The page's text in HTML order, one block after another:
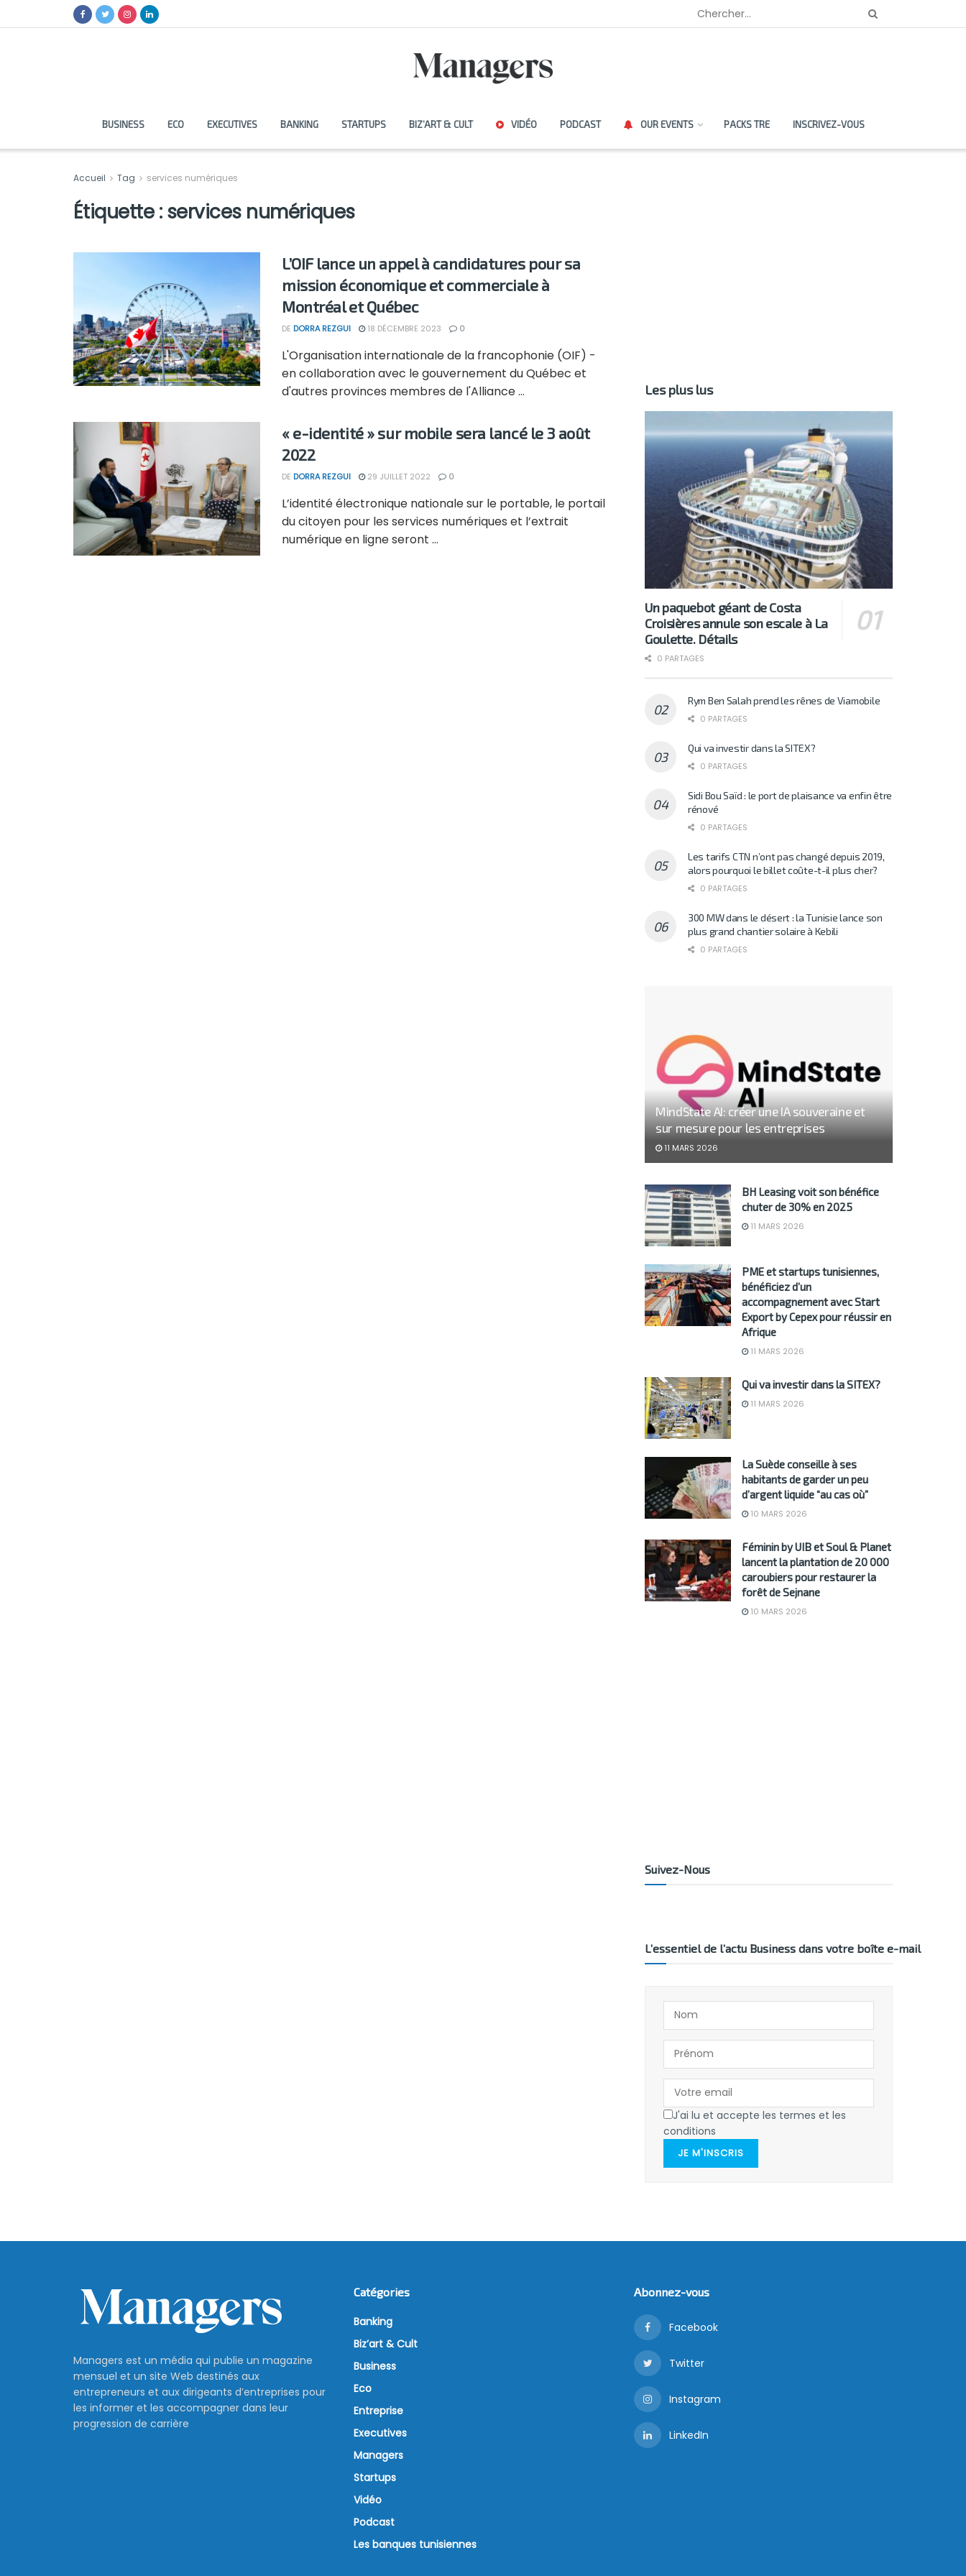
BUSINESS ECO EXECUTIVES BANKING STARTUPS BIZ’ART & CULT VIDÉO PODCAST OUR EVENTS PACKS TRE INSCRIVEZ-VOUS
Accueil Tag services numériques
Étiquette :services numériques
L’OIF lance un appel à candidatures pour sa
mission économique et commerciale à
Montréal et Québec
DE DORRA REZGUI 18 DÉCEMBRE 2023 0
L'Organisation internationale de la francophonie (OIF) -
en collaboration avec le gouvernement du Québec et
d'autres provinces membres de l'Alliance ...
« e-identité » sur mobile sera lancé le 3 août
2022
DE DORRA REZGUI 29 JUILLET 2022 0
L’identité électronique nationale sur le portable, le portail
du citoyen pour les services numériques et l’extrait
numérique en ligne seront ...
Les plus lus
Un paquebot géant de Costa
Croisières annule son escale à La
Goulette. Détails
0 PARTAGES
Rym Ben Salah prend les rênes de Viamobile
0 PARTAGES
Qui va investir dans la SITEX?
0 PARTAGES
Sidi Bou Saïd : le port de plaisance va enfin être
rénové
0 PARTAGES
Les tarifs CTN n’ont pas changé depuis 2019,
alors pourquoi le billet coûte-t-il plus cher?
0 PARTAGES
300 MW dans le désert : la Tunisie lance son
plus grand chantier solaire à Kebili
0 PARTAGES
MindState AI: créer une IA souveraine et
sur mesure pour les entreprises
11 MARS 2026
BH Leasing voit son bénéfice
chuter de 30% en 2025
11 MARS 2026
PME et startups tunisiennes,
bénéficiez d’un
accompagnement avec Start
Export by Cepex pour réussir en
Afrique
11 MARS 2026
Qui va investir dans la SITEX?
11 MARS 2026
La Suède conseille à ses
habitants de garder un peu
d’argent liquide “au cas où”
10 MARS 2026
Féminin by UIB et Soul & Planet
lancent la plantation de 20 000
caroubiers pour restaurer la
forêt de Sejnane
10 MARS 2026
Suivez-Nous
L’essentiel de l’actu Business dans votre boîte e-mail
J'ai lu et accepte les termes et les
conditions
JE M'INSCRIS
Managers est un média qui publie un magazine
mensuel et un site Web destinés aux
entrepreneurs et aux dirigeants d’entreprises pour
les informer et les accompagner dans leur
progression de carrière
Catégories
Banking
Biz’art & Cult
Business
Eco
Entreprise
Executives
Managers
Startups
Vidéo
Podcast
Les banques tunisiennes
Abonnez-vous
Facebook
Twitter
Instagram
LinkedIn